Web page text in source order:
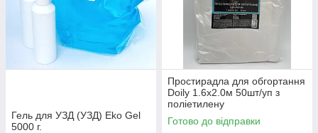
Гель для УЗД (УЗД) Eko Gel
5000 г.
Простирадла для обгортання
Doily 1.6х2.0м 50шт/уп з
поліетилену
Готово до відправки